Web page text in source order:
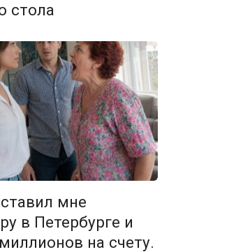
стола
мне
в Петербурге и
на счету.